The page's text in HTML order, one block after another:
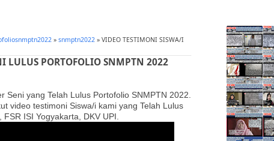
» snmptn2022 » VIDEO TESTIMONI SISWA/I
LULUS PORTOFOLIO SNMPTN 2022
yang Telah Lulus Portofolio SNMPTN 2022.
video testimoni Siswa/i kami yang Telah Lulus
ISI Yogyakarta, DKV UPI.